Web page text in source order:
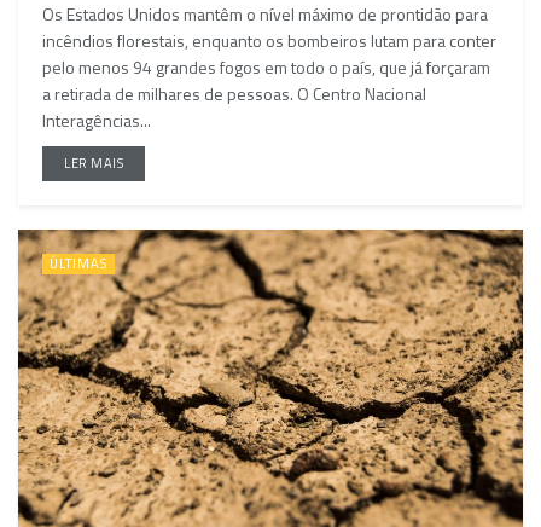
Os Estados Unidos mantêm o nível máximo de prontidão para
incêndios florestais, enquanto os bombeiros lutam para conter
pelo menos 94 grandes fogos em todo o país, que já forçaram
a retirada de milhares de pessoas. O Centro Nacional
Interagências...
LER MAIS
ÚLTIMAS